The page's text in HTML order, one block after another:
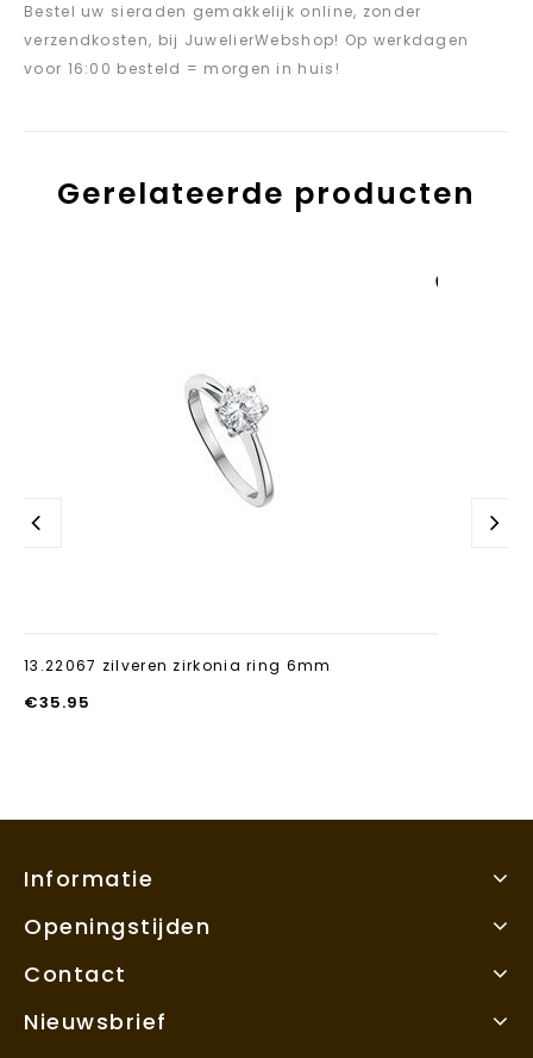
Bestel uw sieraden gemakkelijk online, zonder
verzendkosten, bij JuwelierWebshop! Op werkdagen
voor 16:00 besteld = morgen in huis!
Gerelateerde producten
13.22067 zilveren zirkonia ring 6mm
€35.95
Informatie
Openingstijden
Contact
Nieuwsbrief